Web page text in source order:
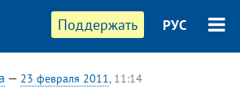
Поддержать РУС
— 23 февраля 2011, 11:14